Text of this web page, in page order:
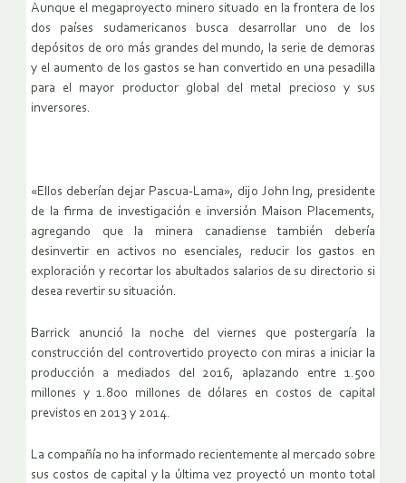
Aunque el megaproyecto minero situado en la frontera de los
dos países sudamericanos busca desarrollar uno de los
depósitos de oro más grandes del mundo, la serie de demoras
y el aumento de los gastos se han convertido en una pesadilla
para el mayor productor global del metal precioso y sus
inversores.
«Ellos deberían dejar Pascua-Lama», dijo John Ing, presidente
de la firma de investigación e inversión Maison Placements,
agregando que la minera canadiense también debería
desinvertir en activos no esenciales, reducir los gastos en
exploración y recortar los abultados salarios de su directorio si
desea revertir su situación.
Barrick anunció la noche del viernes que postergaría la
construcción del controvertido proyecto con miras a iniciar la
producción a mediados del 2016, aplazando entre 1.500
millones y 1.800 millones de dólares en costos de capital
previstos en 2013 y 2014.
La compañía no ha informado recientemente al mercado sobre
sus costos de capital y la última vez proyectó un monto total